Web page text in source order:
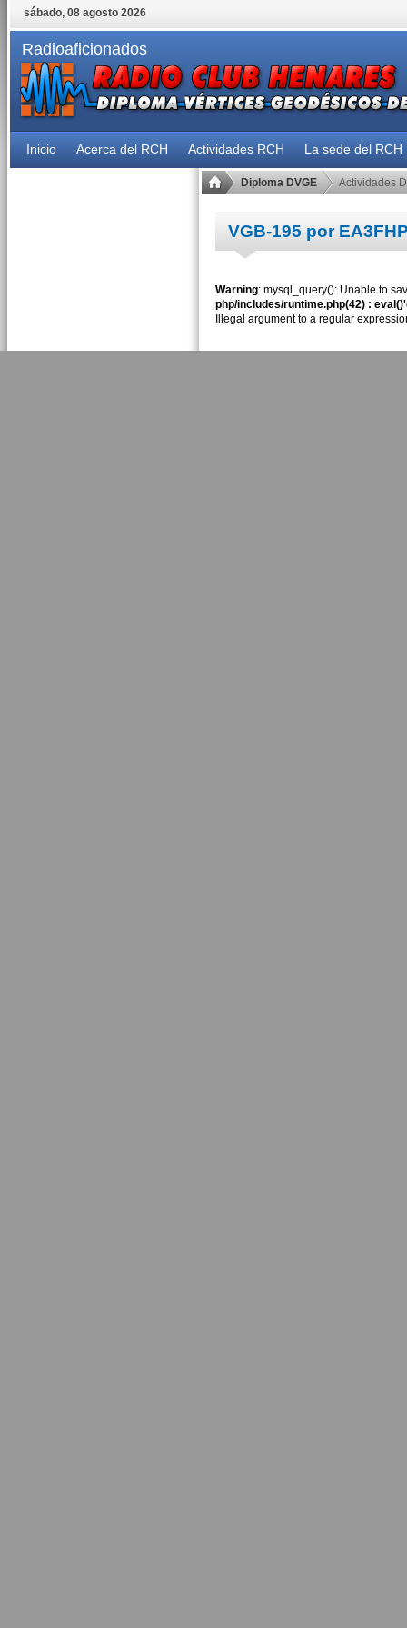
sábado, 08 agosto 2026
Radioaficionados
Inicio Acerca del RCH Actividades RCH La sede del RCH
Diploma DVGE Actividades
VGB-195 por
Warning: mysql_query(): Unable to
php/includes/runtime.php(42) :
Illegal argument to a regular